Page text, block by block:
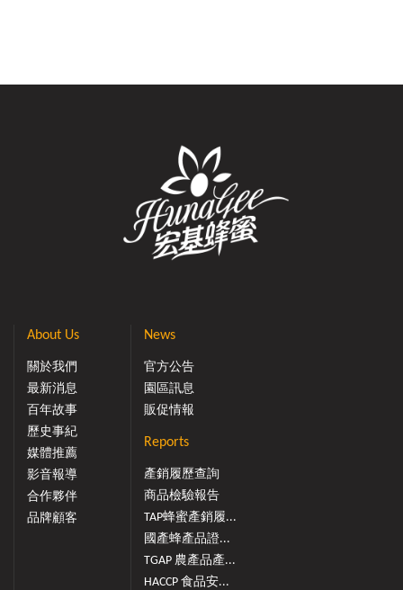
About Us
關於我們
最新消息
百年故事
歷史事紀
媒體推薦
影音報導
合作夥伴
品牌顧客
News
官方公告
園區訊息
販促情報
Reports
產銷履歷查詢
商品檢驗報告
TAP蜂蜜產銷履...
國產蜂產品證...
TGAP 農產品產...
HACCP 食品安...